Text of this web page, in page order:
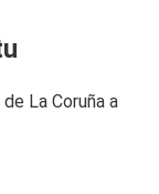
La Coruña a